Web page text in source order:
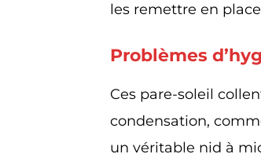
les remettre en
Problèmes
Ces pare-soleil
condensation,
un véritable nid à